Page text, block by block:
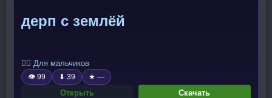
дерп с землёй
🧍‍♂️ Для мальчиков
👁 99 ⬇ 39 ★ —
Открыть Скачать